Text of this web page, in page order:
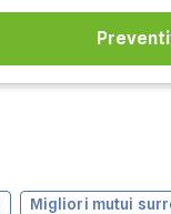
Migliori mutui